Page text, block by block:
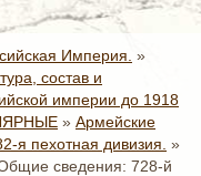
Империя. »
состав и
империи до 1918
» Армейские
я пехотная дивизия. »
сведения: 728-й